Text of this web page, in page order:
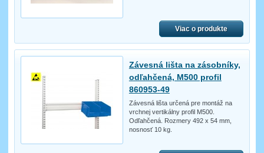
Viac o produkte
Závesná lišta na zásobníky,
odľahčená, M500 profil
860953-49
Závesná lišta určená pre montáž na
vrchnej vertikálny profil M500.
Odľahčená. Rozmery 492 x 54 mm,
nosnosť 10 kg.